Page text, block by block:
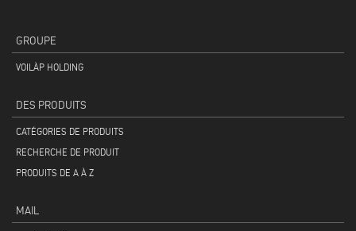
GROUPE
VOILÀP HOLDING
DES PRODUITS
CATÉGORIES DE PRODUITS
RECHERCHE DE PRODUIT
PRODUITS DE A À Z
MAIL